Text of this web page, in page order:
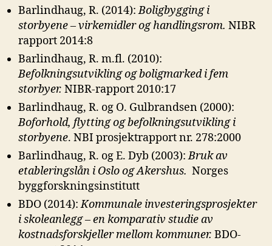
Barlindhaug, R. (2014):Boligbygging i
storbyene – virkemidler oghandlingsrom. NIBR
rapport 2014:8
Barlindhaug, R. m.fl. (2010):
Befolkningsutvikling og boligmarked i fem
storbyer. NIBR-rapport 2010:17
Barlindhaug, R. og O. Gulbrandsen (2000):
Boforhold, flytting ogbefolkningsutvikling i
storbyene. NBI prosjektrapport nr. 278:2000
Barlindhaug, R. og E. Dyb (2003):Bruk av
etableringslån i Oslo ogAkershus. Norges
byggforskningsinstitutt
BDO (2014):Kommunale investeringsprosjekter
i skoleanlegg – en komparativ studie av
kostnadsforskjeller mellom kommuner. BDO-